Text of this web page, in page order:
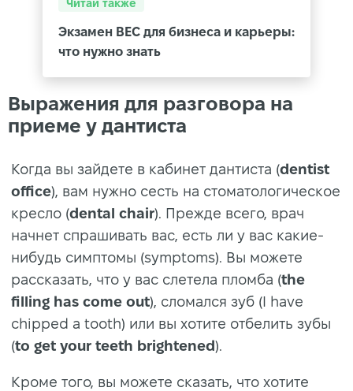
Читай также
Экзамен BEC для бизнеса и карьеры:
что нужно знать
Выражения для разговора на
приеме у дантиста
Когда вы зайдете в кабинет дантиста (dentist
office), вам нужно сесть на стоматологическое
кресло (dental chair). Прежде всего, врач
начнет спрашивать вас, есть ли у вас какие-
нибудь симптомы (symptoms). Вы можете
рассказать, что у вас слетела пломба (the
filling has come out), сломался зуб (I have
chipped a tooth) или вы хотите отбелить зубы
(to get your teeth brightened).
Кроме того, вы можете сказать, что хотите